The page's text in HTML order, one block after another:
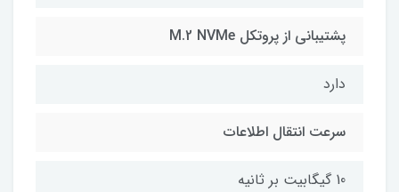
پشتیبانی از پروتکل M.2 NVMe
دارد
سرعت انتقال اطلاعات
10 گیگابیت بر ثانیه